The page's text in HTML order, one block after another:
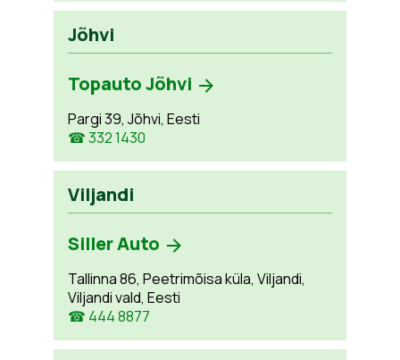
Jõhvi
Topauto Jõhvi
Pargi 39, Jõhvi, Eesti
☎ 332 1430
Viljandi
Siller Auto
Tallinna 86, Peetrimõisa küla, Viljandi,
Viljandi vald, Eesti
☎ 444 8877